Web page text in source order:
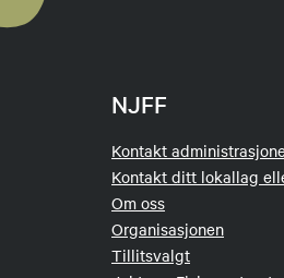
NJFF
Kontakt
Kontakt ditt lokallag
Om oss
Organisasjonen
Tillitsvalgt